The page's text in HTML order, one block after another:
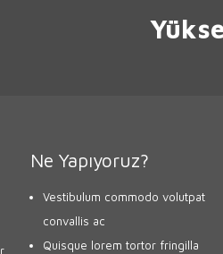
Ne Yapıyoruz?
Vestibulum commodo volutpat
convallis ac
Quisque lorem tortor fringilla